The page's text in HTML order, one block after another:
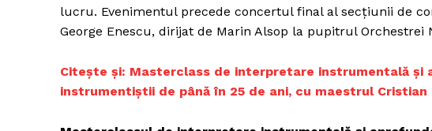
lucru. Evenimentul precede concertul final al secțiunii de
George Enescu, dirijat de Marin Alsop la pupitrul Orchestrei
Citește și: Masterclass de interpretare instrumentală și
instrumentiștii de până în 25 de ani, cu maestrul Cristian